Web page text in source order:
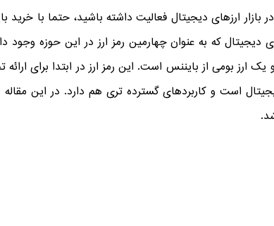
بازار ارزهای دیجیتال فعالیت داشته باشید، حتما با خرید
دیجیتال که به عنوان چهارمین رمز ارز در این حوزه وجود
بومی از بایننس است. این رمز ارز در ابتدا برای
است و کاربردهای گسترده تری هم دارد. در این